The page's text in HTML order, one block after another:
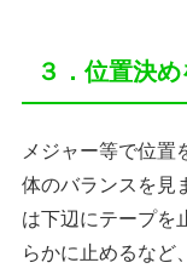
３．位置決
メジャー等で位置
体のバランスを見
は下辺にテープを
らかに止めるなど